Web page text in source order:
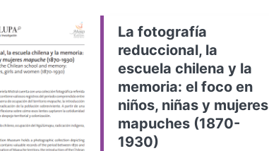
La fotografía
reduccional, la
escuela chilena y la
memoria: el foco en
niños, niñas y mujeres
mapuches (1870-
1930)